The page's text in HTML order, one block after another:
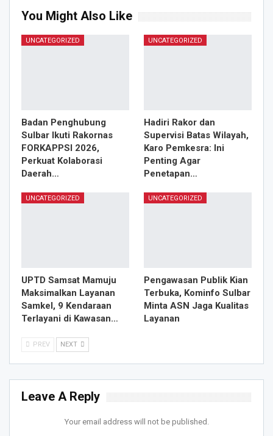
You Might Also Like
UNCATEGORIZED
Badan Penghubung
Sulbar Ikuti Rakornas
FORKAPPSI 2026,
Perkuat Kolaborasi
Daerah…
UNCATEGORIZED
Hadiri Rakor dan
Supervisi Batas Wilayah,
Karo Pemkesra: Ini
Penting Agar
Penetapan…
UNCATEGORIZED
UPTD Samsat Mamuju
Maksimalkan Layanan
Samkel, 9 Kendaraan
Terlayani di Kawasan…
UNCATEGORIZED
Pengawasan Publik Kian
Terbuka, Kominfo Sulbar
Minta ASN Jaga Kualitas
Layanan
PREV NEXT
Leave A Reply
Your email address will not be published.